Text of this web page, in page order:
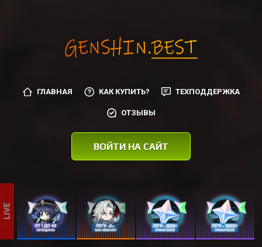
ГЛАВНАЯ КАК КУПИТЬ? ТЕХПОДДЕРЖКА
ОТЗЫВЫ
ВОЙТИ НА САЙТ